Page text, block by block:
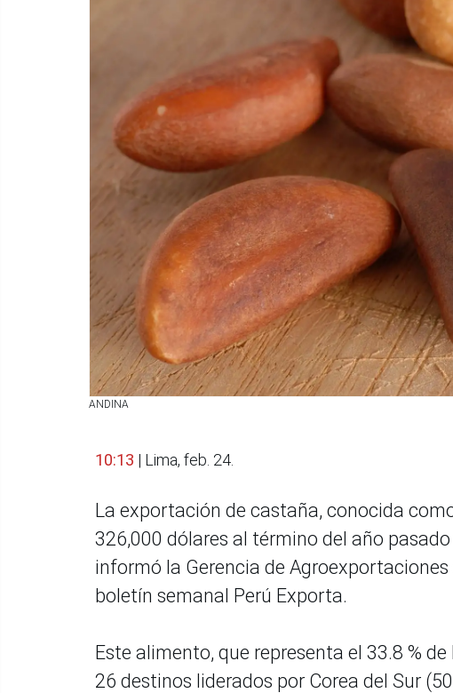
ANDINA
10:13 | Lima, feb. 24.
La exportación de castaña, conocida
326,000 dólares al término del año
informó la Gerencia de
boletín semanal Perú Exporta.
Este alimento, que representa el 33.8 %
26 destinos liderados por Corea del Sur